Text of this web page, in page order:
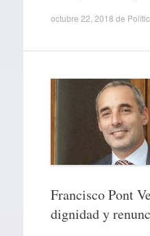
octubre 22, 2018 de
Francisco Pont
dignidad y